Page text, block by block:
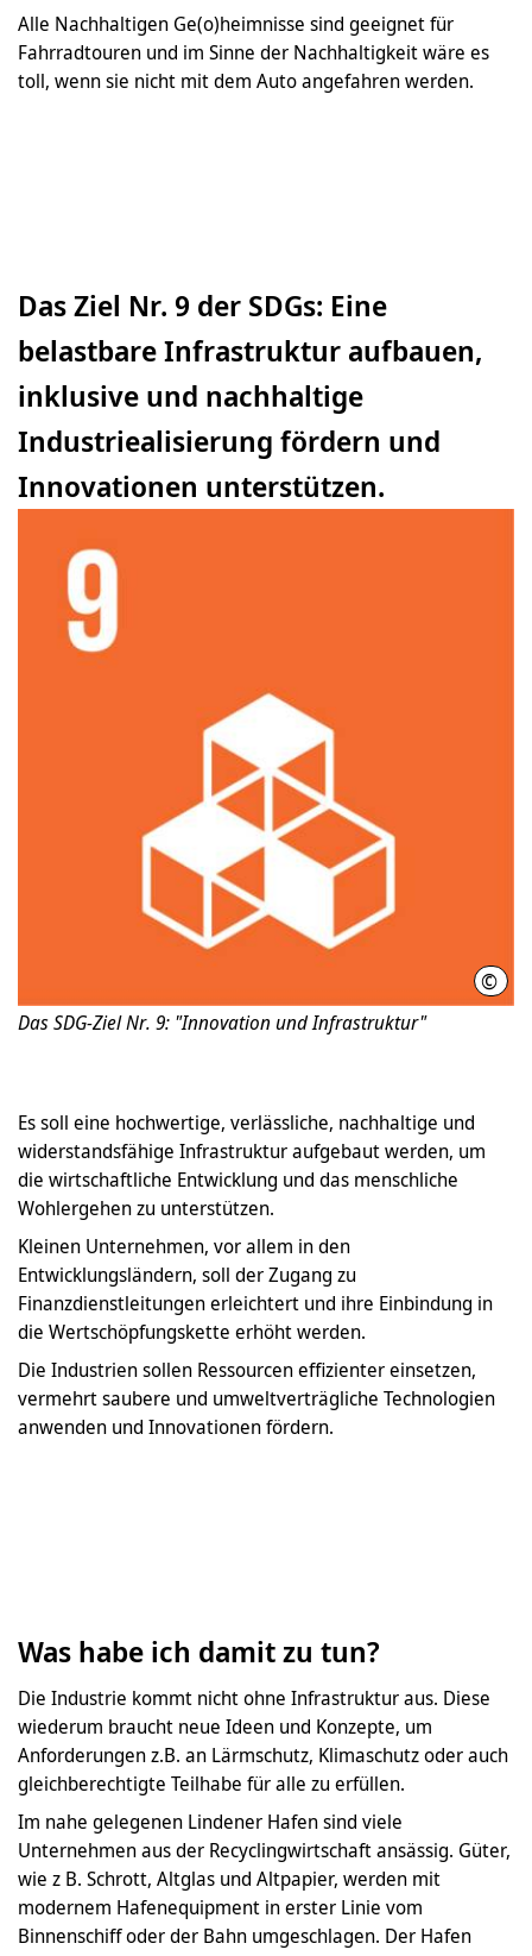
Alle Nachhaltigen Ge(o)heimnisse sind geeignet für
Fahrradtouren und im Sinne der Nachhaltigkeit wäre es
toll, wenn sie nicht mit dem Auto angefahren werden.
Das Ziel Nr. 9 der SDGs: Eine
belastbare Infrastruktur aufbauen,
inklusive und nachhaltige
Industriealisierung fördern und
Innovationen unterstützen.
©
Das SDG-Ziel Nr. 9: "Innovation und Infrastruktur"
Es soll eine hochwertige, verlässliche, nachhaltige und
widerstandsfähige Infrastruktur aufgebaut werden, um
die wirtschaftliche Entwicklung und das menschliche
Wohlergehen zu unterstützen.
Kleinen Unternehmen, vor allem in den
Entwicklungsländern, soll der Zugang zu
Finanzdienstleitungen erleichtert und ihre Einbindung in
die Wertschöpfungskette erhöht werden.
Die Industrien sollen Ressourcen effizienter einsetzen,
vermehrt saubere und umweltverträgliche Technologien
anwenden und Innovationen fördern.
Was habe ich damit zu tun?
Die Industrie kommt nicht ohne Infrastruktur aus. Diese
wiederum braucht neue Ideen und Konzepte, um
Anforderungen z.B. an Lärmschutz, Klimaschutz oder auch
gleichberechtigte Teilhabe für alle zu erfüllen.
Im nahe gelegenen Lindener Hafen sind viele
Unternehmen aus der Recyclingwirtschaft ansässig. Güter,
wie z B. Schrott, Altglas und Altpapier, werden mit
modernem Hafenequipment in erster Linie vom
Binnenschiff oder der Bahn umgeschlagen. Der Hafen